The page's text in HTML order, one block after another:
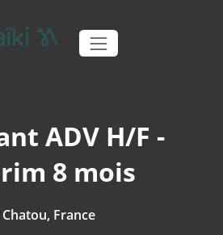
ADV H/F -
8 mois
France